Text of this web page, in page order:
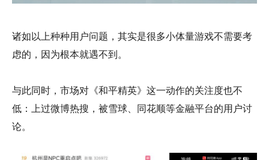
诸如以上种种用户问题，其实是很多小体量游戏不需要考
虑的，因为根本就遇不到。
与此同时，市场对《和平精英》这一动作的关注度也不
低：上过微博热搜，被雪球、同花顺等金融平台的用户讨
论。